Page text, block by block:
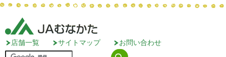
店舗一覧 サイトマップ お問い合わせ